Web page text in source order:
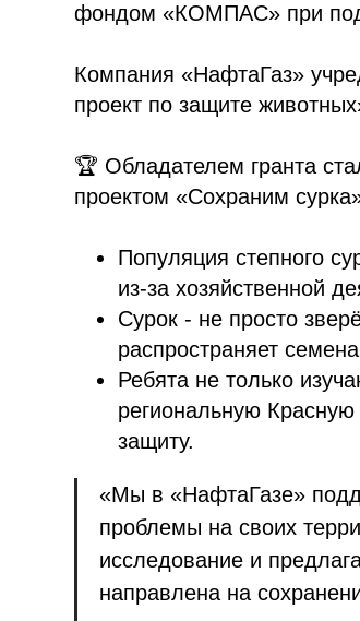
фондом «КОМПАС» при
Компания «НафтаГаз»
проект по защите
🏆 Обладателем гранта
проектом «Сохраним
Популяция степного
из-за хозяйственной
Сурок - не просто
распространяет
Ребята не только
региональную Красную
защиту.
«Мы в «НафтаГазе»
проблемы на своих
исследование и
направлена на